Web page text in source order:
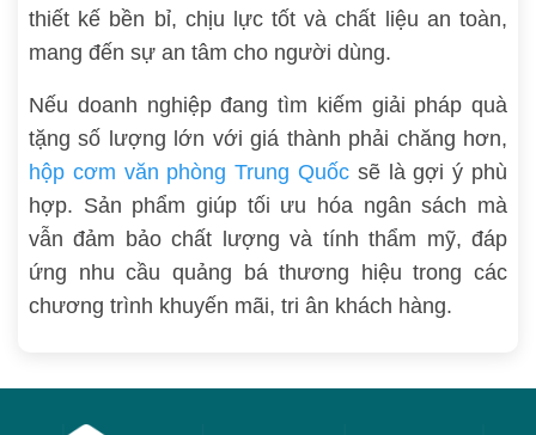
thiết kế bền bỉ, chịu lực tốt và chất liệu an toàn,
mang đến sự an tâm cho người dùng.
Nếu doanh nghiệp đang tìm kiếm giải pháp quà
tặng số lượng lớn với giá thành phải chăng hơn,
hộp cơm văn phòng Trung Quốc sẽ là gợi ý phù
hợp. Sản phẩm giúp tối ưu hóa ngân sách mà
vẫn đảm bảo chất lượng và tính thẩm mỹ, đáp
ứng nhu cầu quảng bá thương hiệu trong các
chương trình khuyến mãi, tri ân khách hàng.